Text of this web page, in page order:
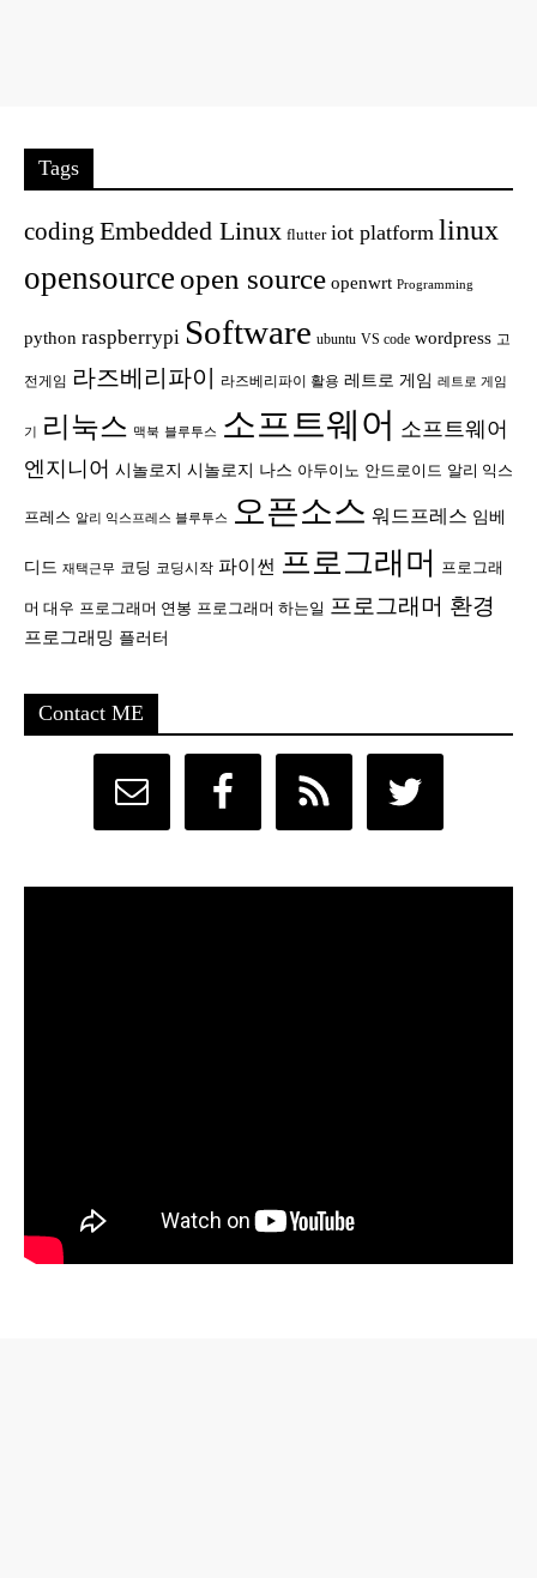
Tags
coding Embedded Linux flutter iot platform linux
opensource open source openwrt Programming
python raspberrypi Software ubuntu VS code wordpress 고
전게임 라즈베리파이 라즈베리파이 활용 레트로 게임 레트로 게임
기 리눅스 맥북 블루투스 소프트웨어 소프트웨어
엔지니어 시놀로지 시놀로지 나스 아두이노 안드로이드 알리 익스
프레스 알리 익스프레스 블루투스 오픈소스 워드프레스 임베
디드 재택근무 코딩 코딩시작 파이썬 프로그래머 프로그래
머 대우 프로그래머 연봉 프로그래머 하는일 프로그래머 환경
프로그래밍 플러터
Contact ME